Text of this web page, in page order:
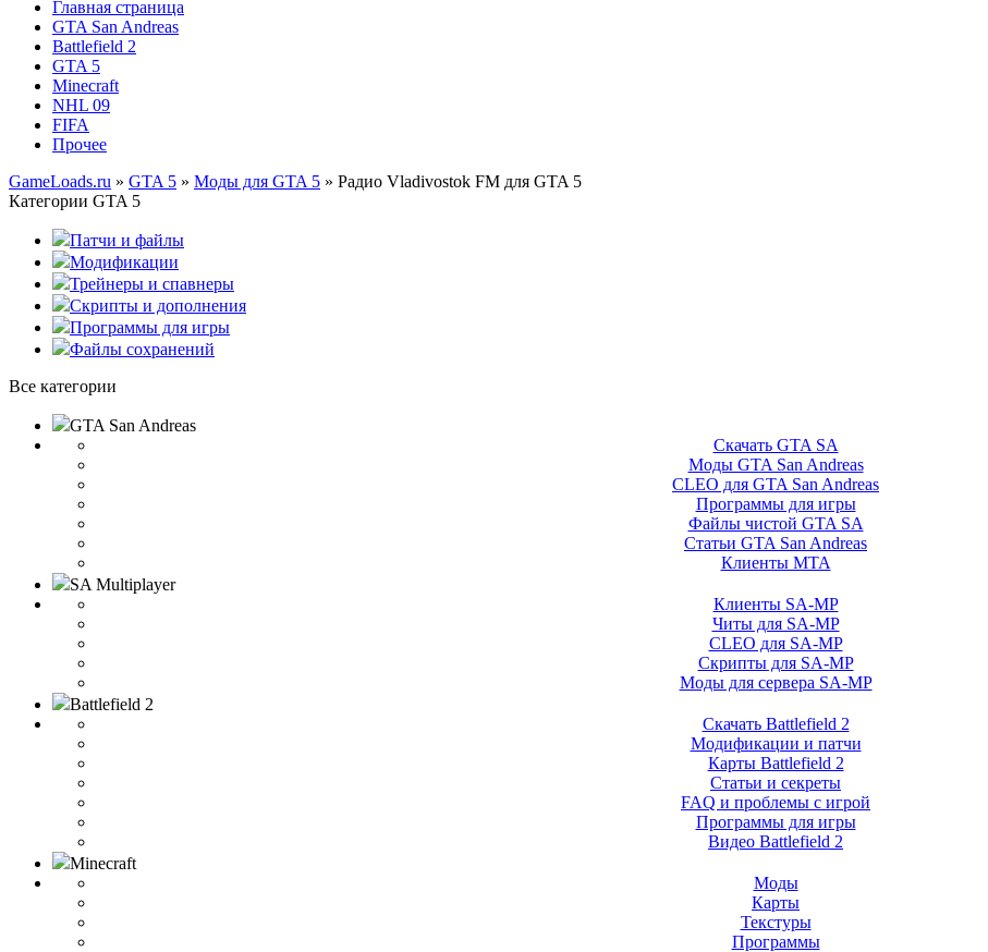
Главная страница
GTA San Andreas
Battlefield 2
GTA 5
Minecraft
NHL 09
FIFA
Прочее
GameLoads.ru » GTA 5 » Моды для GTA 5 » Радио Vladivostok FM для GTA 5
Категории GTA 5
Патчи и файлы
Модификации
Трейнеры и спавнеры
Скрипты и дополнения
Программы для игры
Файлы сохранений
Все категории
GTA San Andreas
Скачать GTA SA
Моды GTA San Andreas
CLEO для GTA San Andreas
Программы для игры
Файлы чистой GTA SA
Статьи GTA San Andreas
Клиенты MTA
SA Multiplayer
Клиенты SA-MP
Читы для SA-MP
CLEO для SA-MP
Скрипты для SA-MP
Моды для сервера SA-MP
Battlefield 2
Скачать Battlefield 2
Модификации и патчи
Карты Battlefield 2
Статьи и секреты
FAQ и проблемы с игрой
Программы для игры
Видео Battlefield 2
Minecraft
Моды
Карты
Текстуры
Программы